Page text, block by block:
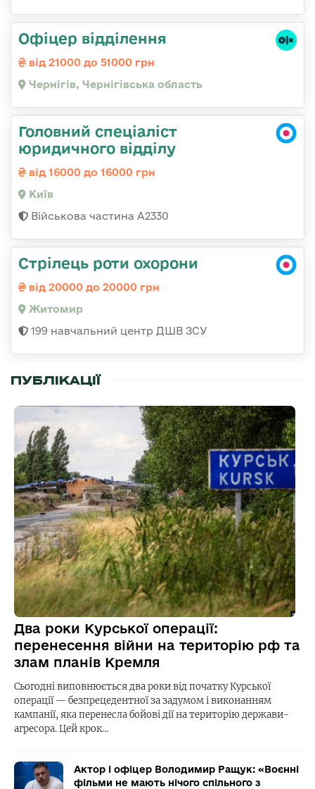
Офіцер відділення
від 21000 до 51000 грн
Чернігів, Чернігівська область
Головний спеціаліст
юридичного відділу
від 16000 до 16000 грн
Київ
Військова частина A2330
Стрілець роти охорони
від 20000 до 20000 грн
Житомир
199 навчальний центр ДШВ ЗСУ
ПУБЛІКАЦІЇ
Два роки Курської операції:
перенесення війни на територію рф та
злам планів Кремля
Сьогодні виповнюється два роки від початку Курської
операції — безпрецедентної за задумом і виконанням
кампанії, яка перенесла бойові дії на територію держави-
агресора. Цей крок…
Актор і офіцер Володимир Ращук: «Воєнні
фільми не мають нічого спільного з